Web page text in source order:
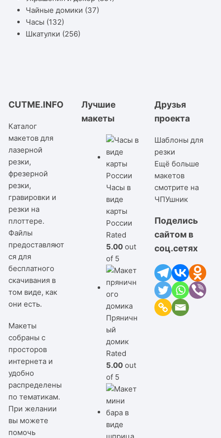
Чайные домики (37)
Часы (132)
Шкатулки (256)
CUTME.INFO
Каталог
макетов для
лазерной
резки,
фрезерной
резки,
гравировки и
резки на
плоттере.
Файлы
предоставляют
ся для
бесплатного
скачивания в
том виде, как
они есть.
Макеты
собраны с
просторов
интернета и
удобно
распределены
по тематикам.
При желании
вы можете
помочь
Лучшие
макеты
Часы в
виде
карты
России
Rated
5.00 out
of 5
Пряничн
ый
домик
Rated
5.00 out
of 5
Друзья
проекта
Шаблоны для
резки
Ещё больше
макетов
смотрите на
ЧПУшник
Поделись
сайтом в
соц.сетях